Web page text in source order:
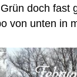
doch fast
von unten in